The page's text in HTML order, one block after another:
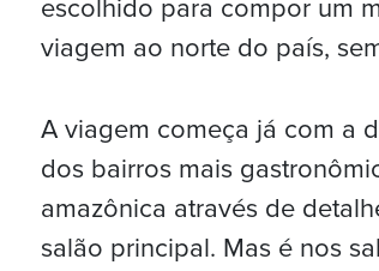
escolhido para compor um
viagem ao norte do país,
A viagem começa já com a
dos bairros mais
amazônica através de
salão principal. Mas é nos